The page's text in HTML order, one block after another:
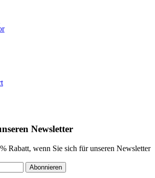
Newsletter
Rabatt, wenn Sie sich für unseren Newsletter
Abonnieren